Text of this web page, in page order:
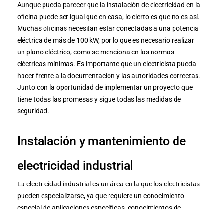
Aunque pueda parecer que la instalación de electricidad en la
oficina puede ser igual que en casa, lo cierto es que no es así.
Muchas oficinas necesitan estar conectadas a una potencia
eléctrica de más de 100 kW, por lo que es necesario realizar
un plano eléctrico, como se menciona en las normas
eléctricas mínimas. Es importante que un electricista pueda
hacer frente a la documentación y las autoridades correctas.
Junto con la oportunidad de implementar un proyecto que
tiene todas las promesas y sigue todas las medidas de
seguridad.
Instalación y mantenimiento de
electricidad industrial
La electricidad industrial es un área en la que los electricistas
pueden especializarse, ya que requiere un conocimiento
especial de aplicaciones específicas, conocimientos de